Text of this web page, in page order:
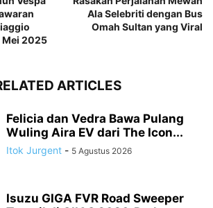
Mei 2025
Ala Selebriti dengan Bus
Omah Sultan yang Viral
ARTICLES
Felicia dan Vedra Bawa Pulang
Wuling Aira EV dari The Icon...
Itok Jurgent - 5 Agustus 2026
Isuzu GIGA FVR Road Sweeper